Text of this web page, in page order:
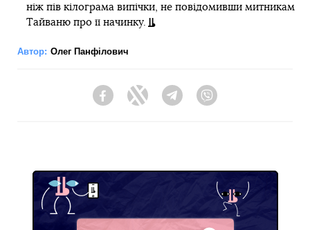
ніж пів кілограма випічки, не повідомивши митникам
Тайваню про її начинку.
Автор: Олег Панфілович
FacebookTwitter Telegram